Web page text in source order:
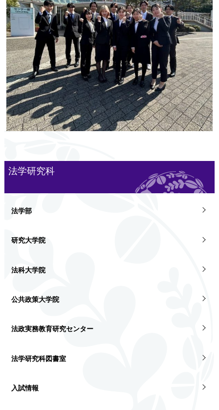
法学研究科
法学部
研究大学院
法科大学院
公共政策大学院
法政実務教育研究センター
法学研究科図書室
入試情報